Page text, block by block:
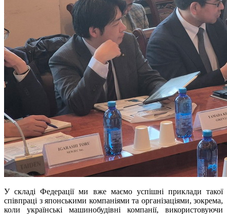
У складі Федерації ми вже маємо успішні приклади такої
співпраці з японськими компаніями та організаціями, зокрема,
коли українські машинобудівні компанії, використовуючи